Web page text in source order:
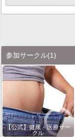
参加サークル(1)
【公式】健康・医療サー
クル